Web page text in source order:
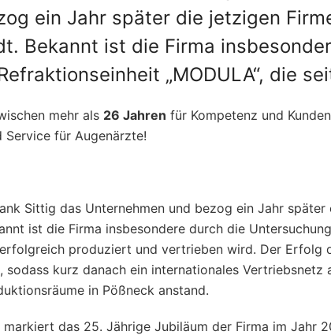
ein Jahr später die jetzigen
Bekannt ist die Firma
„MODULA“, die
mehr als 26 Jahren für Kompetenz und
Service für Augenärzte!
Sittig das Unternehmen und bezog ein Jahr
ist die Firma insbesondere durch die
erfolgreich produziert und vertrieben wird. Der Erfolg
sodass kurz danach ein internationales
in Pößneck anstand.
das 25. Jährige Jubiläum der Firma im Jahr